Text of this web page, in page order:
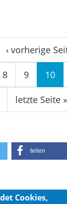
‹ vorherige
8 9 10
letzte Seite »
teilen
Cookies,